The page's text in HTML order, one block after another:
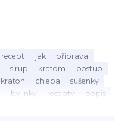
recept jak
příprava
sirup kratom
postup
kraton chleba
sušenky
bylinky recepty
popis